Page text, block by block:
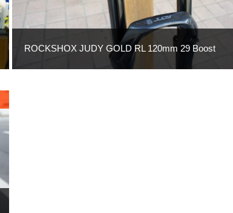
ROCKSHOX JUDY GOLD RL 120mm 29 Boost